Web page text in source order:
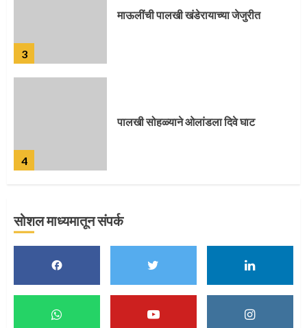
4
पालखी सोहळ्याने ओलांडला दिवे घाट
5
पुणेकरांकडून पालख्यांचे उत्साही स्वागत
मुख्यमंत्र्यांच्या हस्ते विठ्ठलाची महापूजा
सोशल माध्यमातून संपर्क